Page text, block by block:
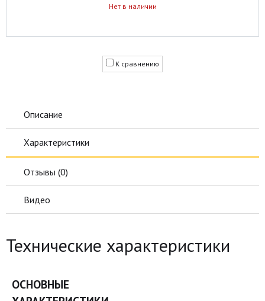
Нет в наличии
К сравнению
Описание
Характеристики
Отзывы (0)
Видео
Технические характеристики
ОСНОВНЫЕ